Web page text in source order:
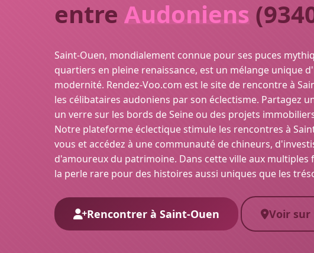
entre Audoniens
Saint-Ouen, mondialement connue pour ses puces
quartiers en pleine renaissance, est un mélange unique
modernité. Rendez-Voo.com est le site de rencontre à
les célibataires audoniens par son éclectisme. Partagez
un verre sur les bords de Seine ou des projets
Notre plateforme éclectique stimule les rencontres à
vous et accédez à une communauté de chineurs,
d'amoureux du patrimoine. Dans cette ville aux multiples
la perle rare pour des histoires aussi uniques que les
Rencontrer à Saint-Ouen Voir sur